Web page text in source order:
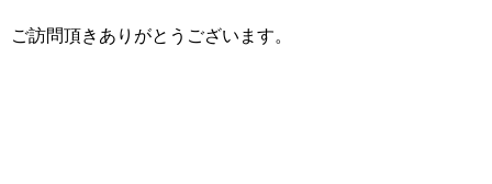
ご訪問頂きありがとうございます。